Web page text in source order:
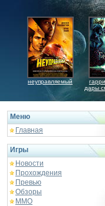
неуправляемый
дары
Меню
Главная
Игры
Новости
Прохождения
Превью
Обзоры
ММО